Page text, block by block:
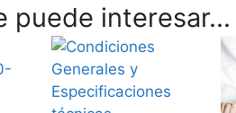
puede interesar...